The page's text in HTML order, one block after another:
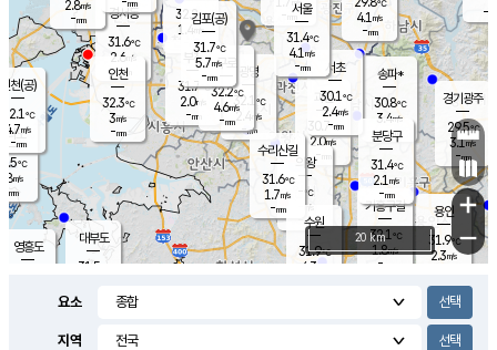
의도
℃
m/s
mm
영흥도
과천
30.7℃
2.0m/s
- mm
용인
31.9℃
2.3m/s
경기광주
29.5℃
3.1m/s
-mm
대부도
31.5
경서동
31.6℃
2.6 m/s
-mm
2.8m/s
-mm -
의왕
- ℃
m/s
mm
32.2℃
1.4 m/s
mm
광명
32.1
℃
2.4 m/s
-mm
부천
31.7℃
2.0m/s
-mm
mm
구로
32.2℃
4.6m/s
-mm
- mm
℃
4.1 m/s
-mm
송파*
30.8℃
3.4m/s
-mm
서초
30.1℃
2.4m/s
-mm
기흥구갈
32.1℃
1.8m/s
-
수리산길
31.6℃
1.7m/s
-mm
분당구
31.4℃
2.1 m/s
-mm
인천(공)
32.1℃
4.7m/s
-mm
김포(공)
31.7℃
5.7m/s
-mm
수원
31.9℃
4.3 m/s
인천
32.3℃
3m/s
-mm
서울
31.4℃
4.1 m/s
-mm
+
−
20 km
요소
지역